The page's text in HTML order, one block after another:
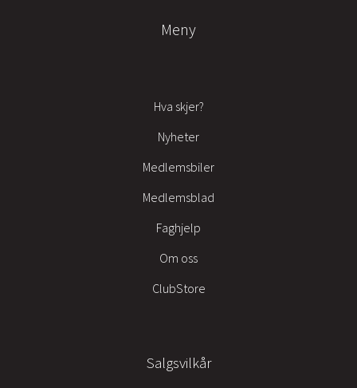
Meny
Hva skjer?
Nyheter
Medlemsbiler
Medlemsblad
Faghjelp
Om oss
ClubStore
Salgsvilkår